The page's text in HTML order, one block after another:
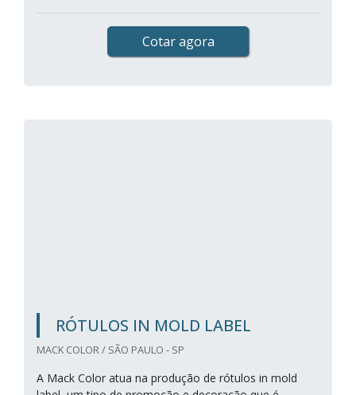
Cotar agora
RÓTULOS IN MOLD LABEL
MACK COLOR / SÃO PAULO - SP
A Mack Color atua na produção de rótulos in mold